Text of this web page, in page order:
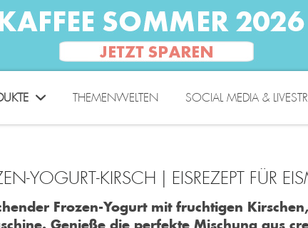
THEMENWELTEN SOCIAL MEDIA &
YOGURT-KIRSCH | EISREZEPT FÜR
Frozen-Yogurt mit fruchtigen
Genieße die perfekte Mischung aus